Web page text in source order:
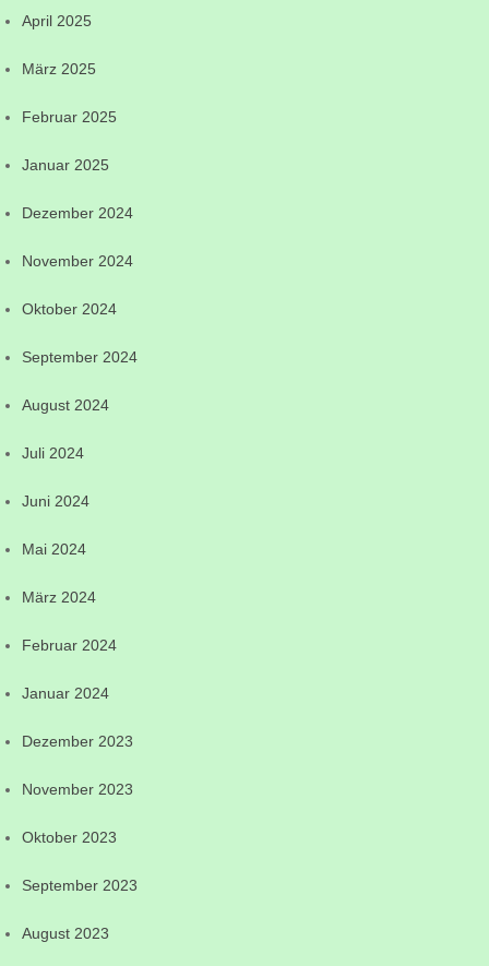
April 2025
März 2025
Februar 2025
Januar 2025
Dezember 2024
November 2024
Oktober 2024
September 2024
August 2024
Juli 2024
Juni 2024
Mai 2024
März 2024
Februar 2024
Januar 2024
Dezember 2023
November 2023
Oktober 2023
September 2023
August 2023